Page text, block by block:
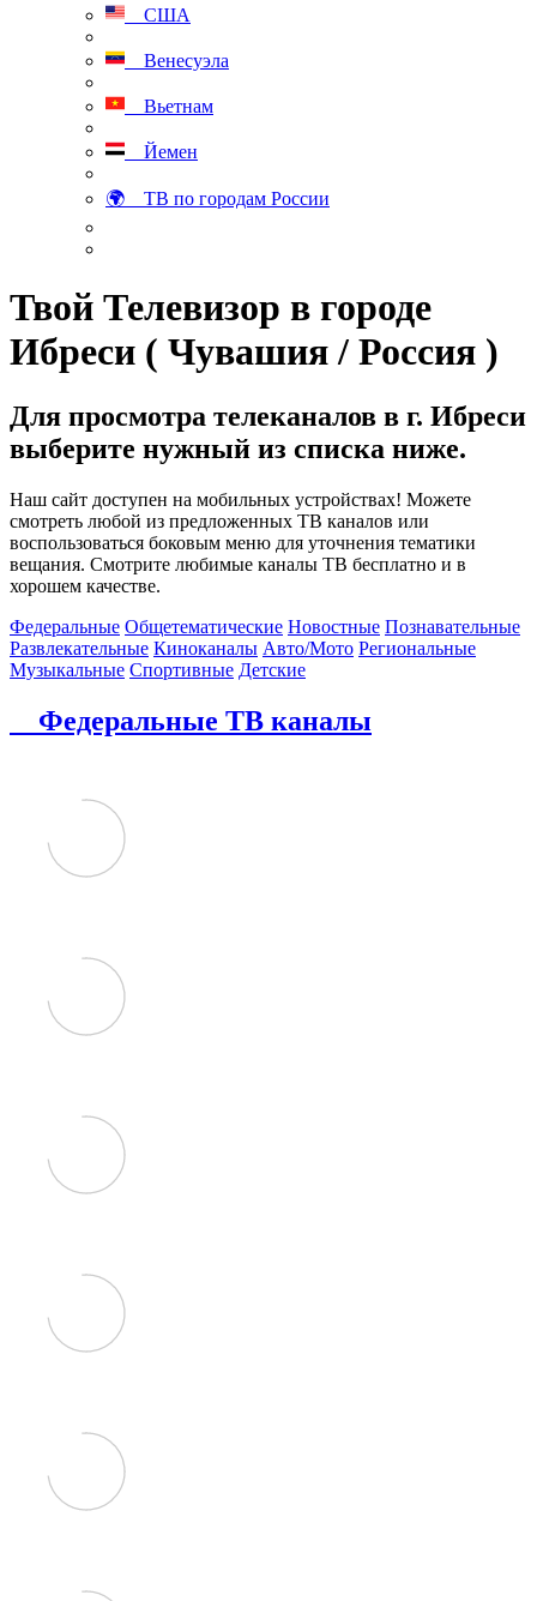
США
Венесуэла
Вьетнам
Йемен
🌍 ТВ по городам России
Твой Телевизор в городе
Ибреси ( Чувашия / Россия )
Для просмотра телеканалов в г. Ибреси
выберите нужный из списка ниже.
Наш сайт доступен на мобильных устройствах! Можете
смотреть любой из предложенных ТВ каналов или
воспользоваться боковым меню для уточнения тематики
вещания. Смотрите любимые каналы ТВ бесплатно и в
хорошем качестве.
Федеральные Общетематические Новостные Познавательные
Развлекательные Киноканалы Авто/Мото Региональные
Музыкальные Спортивные Детские
Федеральные ТВ каналы